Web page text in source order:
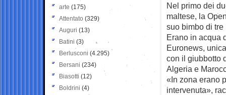
Nel primo dei
maltese, la
suo bimbo di
Erano in acqua
Euronews,
con il giubbotto
Algeria e
«In zona erano
intervenuta»,
arte (175)
Attentato (329)
Auguri (13)
Batini (3)
Berlusconi (4.295)
Bersani (234)
Biasotti (12)
Boldrini (4)